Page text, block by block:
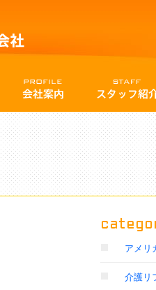
アメリ
介護リ